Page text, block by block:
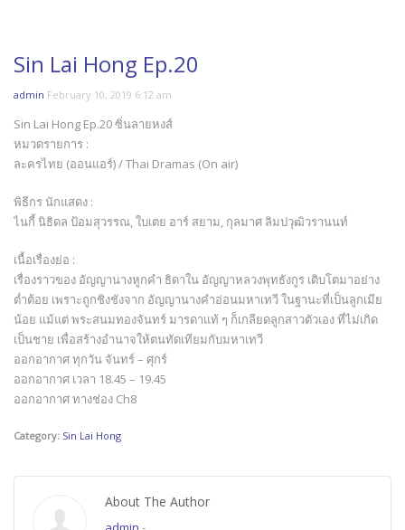
Sin Lai Hong Ep.20
admin February 10, 2019 6:12 am
Sin Lai Hong Ep.20 ซิ่นลายหงส์
หมวดรายการ :
ละครไทย (ออนแอร์) / Thai Dramas (On air)
พิธีกร นักแสดง :
ไนกี้ นิธิดล ป้อมสุวรรณ, ใบเตย อาร์ สยาม, กุลมาศ ลิมปวุฒิวรานนท์
เนื้อเรื่องย่อ :
เรื่องราวของ อัญญานางหูกคำ ธิดาใน อัญญาหลวงพุทธังกูร เติบโตมาอย่าง
ต่ำต้อย เพราะถูกชิงชังจาก อัญญานางคำอ่อนมหาเทวี ในฐานะที่เป็นลูกเมีย
น้อย แม้แต่ พระสนมทองจันทร์ มารดาแท้ ๆ ก็เกลียดลูกสาวตัวเอง ที่ไม่เกิด
เป็นชาย เพื่อสร้างอำนาจให้ตนทัดเทียมกับมหาเทวี
ออกอากาศ ทุกวัน จันทร์ – ศุกร์
ออกอากาศ เวลา 18.45 – 19.45
ออกอากาศ ทางช่อง Ch8
Category: Sin Lai Hong
About The Author